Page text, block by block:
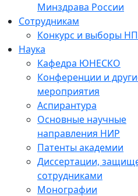
Минздрава России
Сотрудникам
Конкурс и выборы
Наука
Кафедра ЮНЕСКО
Конференции и
мероприятия
Аспирантура
Основные научные
направления НИР
Патенты академии
Диссертации,
сотрудниками
Монографии